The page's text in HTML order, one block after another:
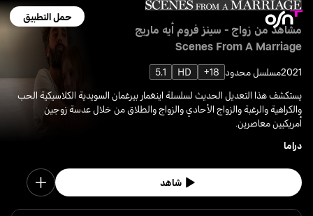
حمل التطبيق
مشاهد من زواج - سينز فروم أيه ماريج
Scenes From A Marriage
2021مسلسل محدود 18+
HD
5.1
يستكشف هذا التعديل الحديث لسلسلة اينغمار بيرغمان السويدية الكلاسيكية الحب
والكراهية والرغبة والزواج الأحادي والزواج والطلاق من خلال عدسة زوجين
أمريكيين معاصرين.
دراما
شاهد